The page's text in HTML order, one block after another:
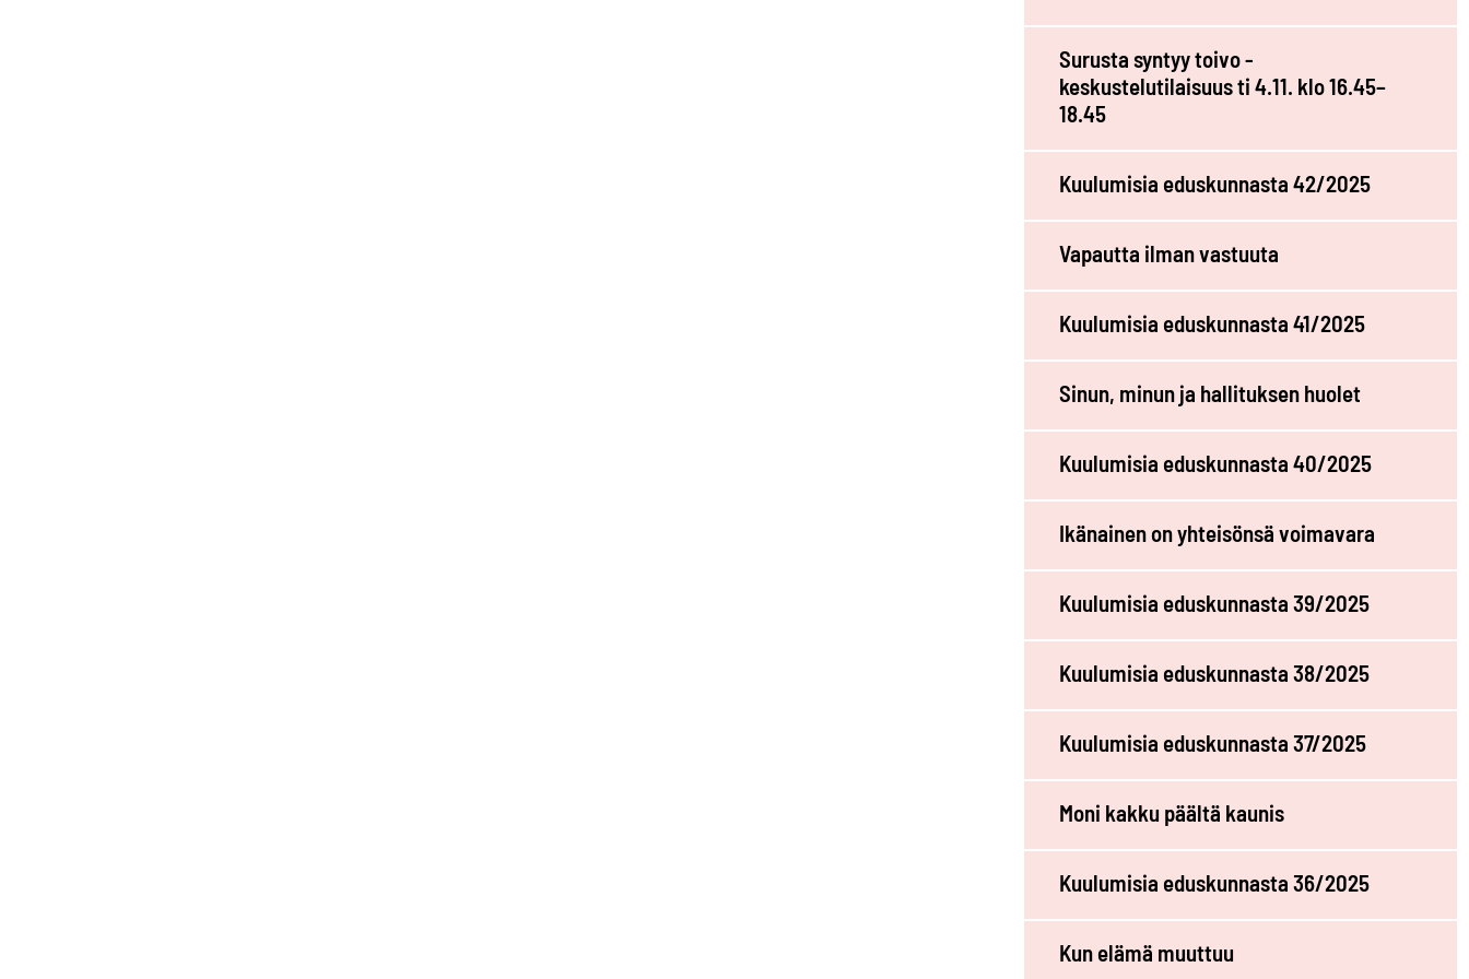
Surusta syntyy toivo -
keskustelutilaisuus ti 4.11. klo 16.45–
18.45
Kuulumisia eduskunnasta 42/2025
Vapautta ilman vastuuta
Kuulumisia eduskunnasta 41/2025
Sinun, minun ja hallituksen huolet
Kuulumisia eduskunnasta 40/2025
Ikänainen on yhteisönsä voimavara
Kuulumisia eduskunnasta 39/2025
Kuulumisia eduskunnasta 38/2025
Kuulumisia eduskunnasta 37/2025
Moni kakku päältä kaunis
Kuulumisia eduskunnasta 36/2025
Kun elämä muuttuu